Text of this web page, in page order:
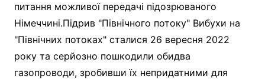
питання можливої передачі підозрюваного
Німеччині.Підрив "Північного потоку" Вибухи на
"Північних потоках" сталися 26 вересня 2022
року та серйозно пошкодили обидва
газопроводи, зробивши їх непридатними для